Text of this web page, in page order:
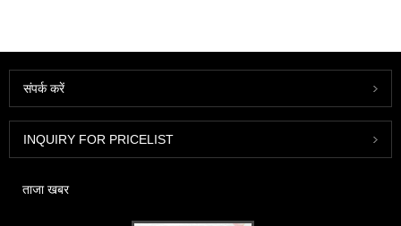
संपर्क करें
INQUIRY FOR PRICELIST
ताजा खबर